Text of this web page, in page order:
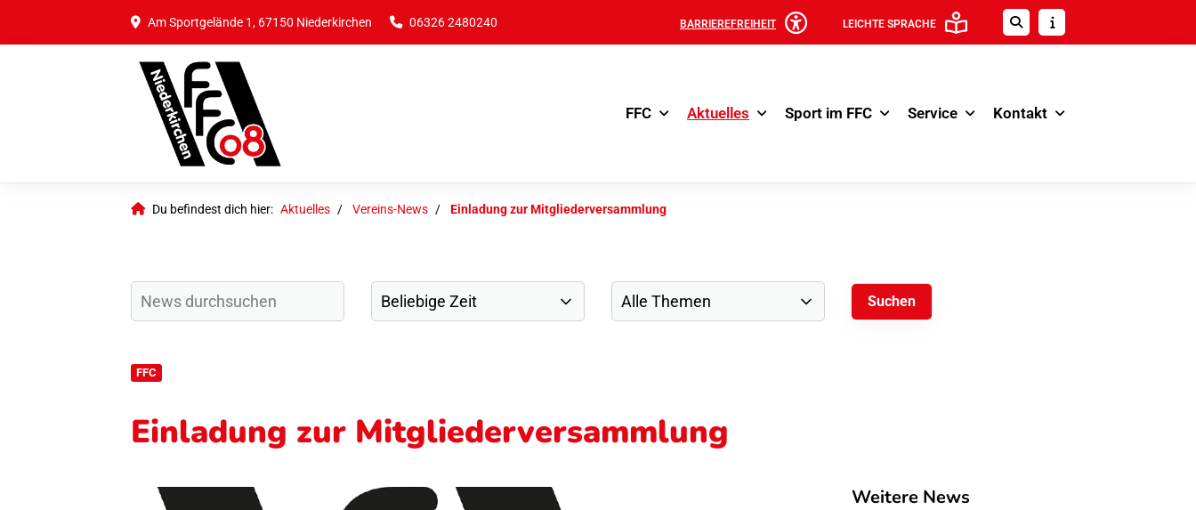
Am Sportgelände 1, 67150 Niederkirchen 06326 2480240 BARRIEREFREIHEIT LEICHTE SPRACHE
FFC Aktuelles Sport im FFC Service Kontakt
Du befindest dich hier: Aktuelles Vereins-News Einladung zur Mitgliederversammlung
FFC
Einladung zur Mitgliederversammlung
Weitere News